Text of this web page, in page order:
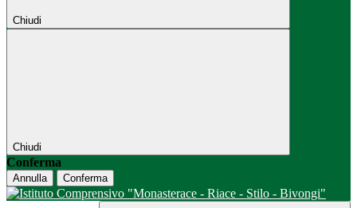
Chiudi
Chiudi
Conferma
Annulla Conferma